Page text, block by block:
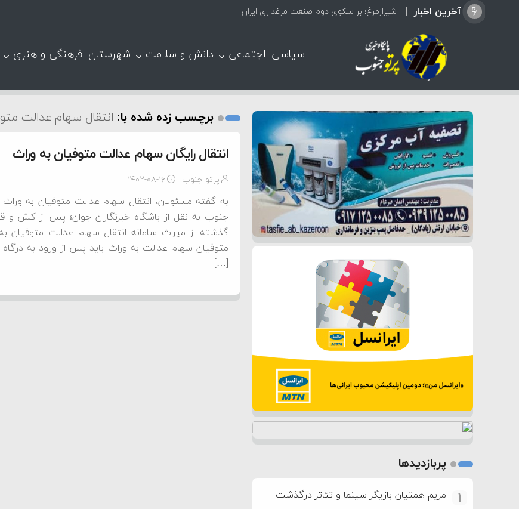
آخرین اخبار شیرازمرغ؛ بر سکوی دوم صنعت مرغداری ایران
سیاسی اجتماعی دانش و سلامت شهرستان فرهنگی و هنری
برچسب زده شده با: انتقال سهام عدالت
انتقال رایگان سهام عدالت متوفیان به وراث
پرتو جنوب ۱۴۰۲-۰۸-۱۶
به گفته‌ مسئولان، انتقال سهام عدالت متوفیان به
جنوب به نقل از باشگاه خبرنگاران جوان؛ پس از کش و
گذشته از میراث سامانه انتقال سهام عدالت
[…]
پربازدیدها
1 مریم همتیان بازیگر سینما و تئاتر درگذشت